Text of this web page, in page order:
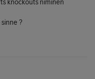
knockouts niminen
?